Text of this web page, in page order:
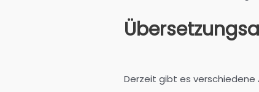
Derzeit gibt es